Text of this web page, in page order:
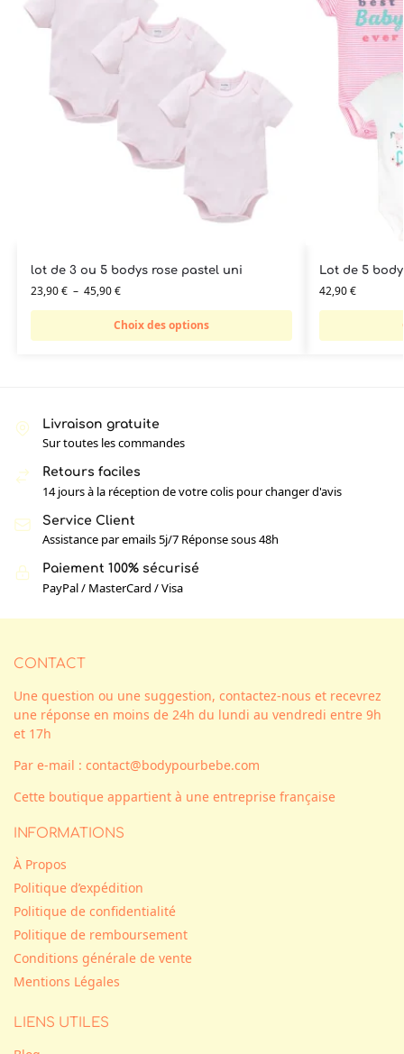
lot de 3 ou 5 bodys rose pastel uni
23,90€ – 45,90€
Choix des options
Lot de 5
42,90€
Livraison gratuite
Sur toutes les commandes
Retours faciles
14 jours à la réception de votre colis pour changer d'avis
Service Client
Assistance par emails 5j/7 Réponse sous 48h
Paiement 100% sécurisé
PayPal / MasterCard / Visa
CONTACT
Une question ou une suggestion, contactez-nous et recevrez
une réponse en moins de 24h du lundi au vendredi entre 9h
et 17h
Par e-mail : contact@bodypourbebe.com
Cette boutique appartient à une entreprise française
INFORMATIONS
À Propos
Politique d’expédition
Politique de confidentialité
Politique de remboursement
Conditions générale de vente
Mentions Légales
LIENS UTILES